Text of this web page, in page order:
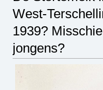
West-
1939?
jongens?